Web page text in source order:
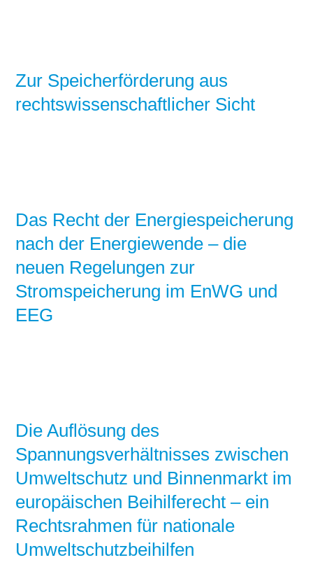
Zur Speicherförderung aus
rechtswissenschaftlicher Sicht
Das Recht der Energiespeicherung
nach der Energiewende – die
neuen Regelungen zur
Stromspeicherung im EnWG und
EEG
Die Auflösung des
Spannungsverhältnisses zwischen
Umweltschutz und Binnenmarkt im
europäischen Beihilferecht – ein
Rechtsrahmen für nationale
Umweltschutzbeihilfen